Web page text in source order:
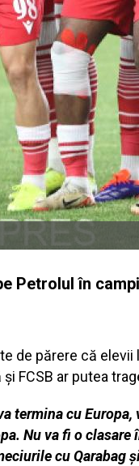
Petrolul în
de părere că
FCSB ar putea
termina cu
Nu va fi o
cu Qarabag